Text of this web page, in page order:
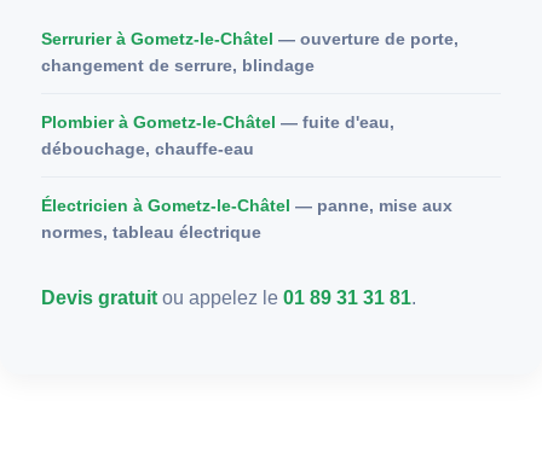
Serrurier à Gometz-le-Châtel — ouverture de porte,
changement de serrure, blindage
Plombier à Gometz-le-Châtel — fuite d'eau,
débouchage, chauffe-eau
Électricien à Gometz-le-Châtel — panne, mise aux
normes, tableau électrique
Devis gratuit ou appelez le 01 89 31 31 81.